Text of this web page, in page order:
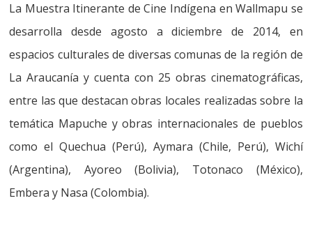
La Muestra Itinerante de Cine Indígena en Wallmapu se
desarrolla desde agosto a diciembre de 2014, en
espacios culturales de diversas comunas de la región de
La Araucanía y cuenta con 25 obras cinematográficas,
entre las que destacan obras locales realizadas sobre la
temática Mapuche y obras internacionales de pueblos
como el Quechua (Perú), Aymara (Chile, Perú), Wichí
(Argentina), Ayoreo (Bolivia), Totonaco (México),
Embera y Nasa (Colombia).